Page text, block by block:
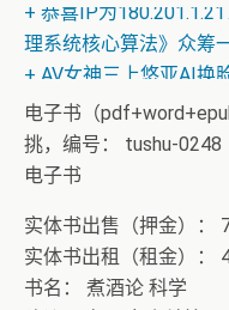
+ 恭喜IP为
理系统核心算法》众筹
+ AV女神三上悠亚AI换
电子书（
挑，编号： tushu-0248
电子书
实体书出售（押金）：
实体书出租（租金）：
书名： 煮酒论 科学